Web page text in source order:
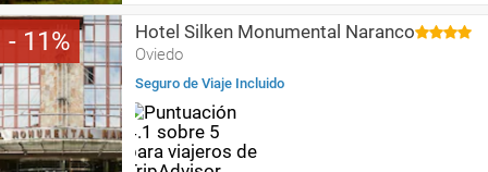
11 Hotel Silken Monumental Naranco
Oviedo
Seguro de Viaje Incluido